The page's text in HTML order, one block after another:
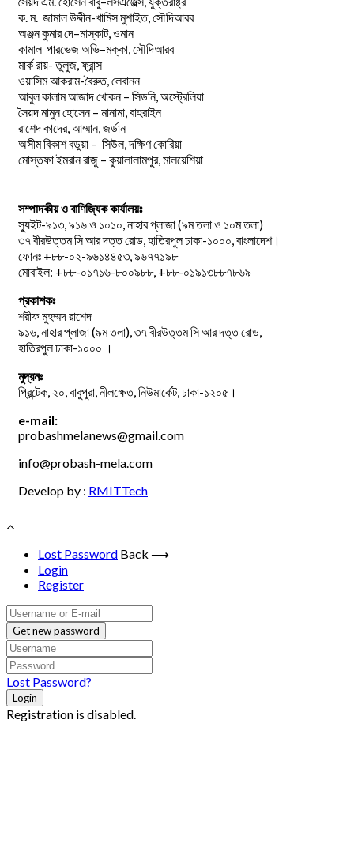
ক ম. জামালউদ্দীন-খামিস মুশাইত, সৌদিআরব
অঞ্জনকুমারদে–মাস্কাট, ওমান
কামাল পারভেজঅভি–মক্কা সৌদিআরব
মার্ক রায়- তুলুজ, ফ্রান্স
ওয়াসিম আকরাম-বৈরুত, লেবানন
আবুল কালাম আজাদ খোকন – সিডনি, অস্ট্রেলিয়া
সৈয়দ মামুন হোসেন – মানামা, বাহরাইন
রাশেদ কাদের, আম্মান, জর্ডান
অসীম বিকাশ বড়ুয়া – সিউল, দক্ষিণ কোরিয়া
মোস্তফা ইমরান রাজু – কুয়ালালামপুর, মালয়েশিয়া
সম্পাদকীয় ও বাণিজ্যিক কার্যালয়ঃ
স্যুইট-৯১৩, ৯১৬ ও ১০১০, নাহার প্লাজা (৯ম তলা ও ১০ম তলা)
৩৭ বীরউত্তম সি আর দত্ত রোড, হাতিরপুল ঢাকা-১০০০, বাংলাদেশ।
ফোনঃ +৮৮-০২-৯৬১৪৪৫৩, ৯৬৭৭১৯৮
মোবাইল: +৮৮-০১৭১৬-৮০০৯৮৮, +৮৮-০১৯১৩৮৮৭৮৬৯
প্রকাশকঃ
শরীফ মুহম্মদ রাশেদ
৯১৬, নাহার প্লাজা (৯ম তলা), ৩৭ বীরউত্তম সি আর দত্ত রোড,
হাতিরপুল ঢাকা-১০০০ ।
মুদ্রনঃ
প্রিন্টেক, ২০, বাবুপুরা, নীলক্ষেত, নিউমার্কেট, ঢাকা-১২০৫।
e-mail:
probashmelanews@gmail.com
info@probash-mela.com
Develop by : RMITTech
Lost Password Back ⟶
Login
Register
Get new password
Lost Password?
Login
Registration is disabled.